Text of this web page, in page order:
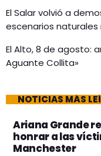
El Salar volvió a
escenarios
El Alto, 8 de agosto:
Aguante Collita»
NOTICIAS MÁS
Ariana Grande
honrar a las
Manchester